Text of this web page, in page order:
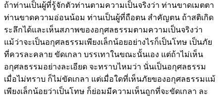
ถ้าท่านเป็นผู้ที่รู้จักตัวท่านตามความเป็นจริงว่า ท่านขาดเมตตา
ท่านขาดความอ่อนน้อม ท่านเป็นผู้ที่ถือตน สำคัญตน ถ้าสติเกิด
ระลึกได้และเห็นสภาพของอกุศลธรรมตามความเป็นจริงว่า
แม้ว่าจะเป็นอกุศลธรรมเพียงเล็กน้อยอย่างไรก็เป็นโทษ เป็นภัย
ที่ควรละคลาย ขัดเกลา บรรเทาในขณะนั้นเอง แต่ถ้าไม่เห็น
อกุศลธรรมอย่างละเอียด จะทราบไหมว่า นั่นเป็นอกุศลธรรม
เมื่อไม่ทราบ ก็ไม่ขัดเกลา แต่เมื่อใดที่เห็นภัยของอกุศลธรรมแม้
เพียงเล็กน้อยว่าเป็นโทษ ก็ย่อมมีความเห็นถูกที่จะขัดเกลา ละ